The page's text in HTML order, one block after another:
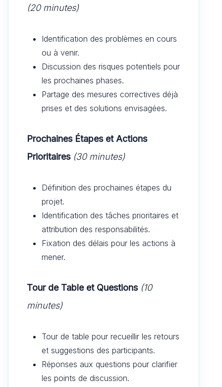
(20 minutes)
Identification des problèmes en cours
ou à venir.
Discussion des risques potentiels pour
les prochaines phases.
Partage des mesures correctives déjà
prises et des solutions envisagées.
Prochaines Étapes et Actions
Prioritaires (30 minutes)
Définition des prochaines étapes du
projet.
Identification des tâches prioritaires et
attribution des responsabilités.
Fixation des délais pour les actions à
mener.
Tour de Table et Questions (10
minutes)
Tour de table pour recueillir les retours
et suggestions des participants.
Réponses aux questions pour clarifier
les points de discussion.